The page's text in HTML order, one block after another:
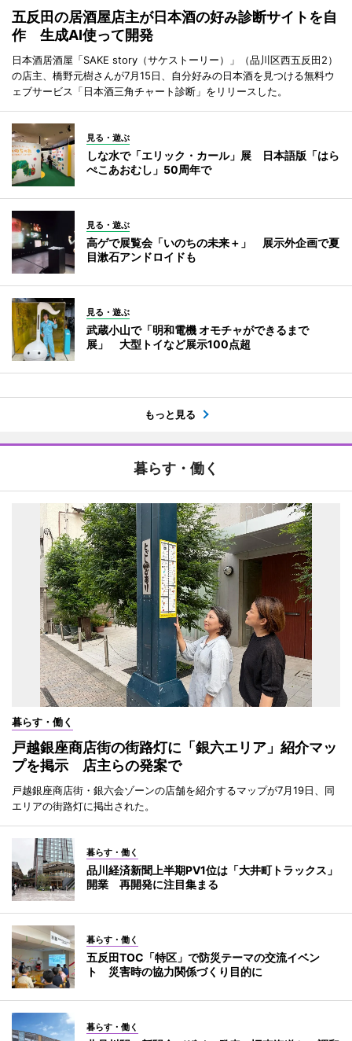
五反田の居酒屋店主が日本酒の好み診断サイトを自
作 生成AI使って開発
日本酒居酒屋「SAKE story（サケストーリー）」（品川区西五反田2）
の店主、橋野元樹さんが7月15日、自分好みの日本酒を見つける無料ウ
ェブサービス「日本酒三角チャート診断」をリリースした。
見る・遊ぶ
しな水で「エリック・カール」展 日本語版「はら
ぺこあおむし」50周年で
見る・遊ぶ
高ゲで展覧会「いのちの未来＋」 展示外企画で夏
目漱石アンドロイドも
見る・遊ぶ
武蔵小山で「明和電機 オモチャができるまで
展」 大型トイなど展示100点超
もっと見る
暮らす・働く
暮らす・働く
戸越銀座商店街の街路灯に「銀六エリア」紹介マッ
プを掲示 店主らの発案で
戸越銀座商店街・銀六会ゾーンの店舗を紹介するマップが7月19日、同
エリアの街路灯に掲出された。
暮らす・働く
品川経済新聞上半期PV1位は「大井町トラックス」
開業 再開発に注目集まる
暮らす・働く
五反田TOC「特区」で防災テーマの交流イベン
ト 災害時の協力関係づくり目的に
暮らす・働く